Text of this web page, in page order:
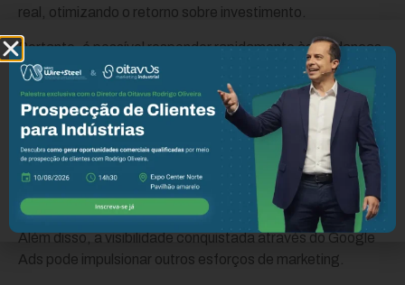
real, otimizando o retorno sobre investimento.
Portanto, é possível responder rapidamente às mudanças
do mercado.
Por outro lado, o Google Ads oferece métricas
detalhadas. Essas informações são cruciais para
entender o desempenho das campanhas.
Simultaneamente, permitem ajustes estratégicos para
melhorar resultados.
Além disso, a visibilidade conquistada através do Google
Ads pode impulsionar outros esforços de marketing.